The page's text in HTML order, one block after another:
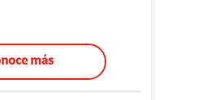
más